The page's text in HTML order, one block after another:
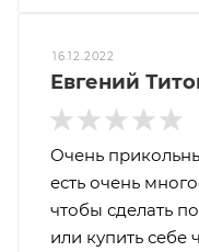
16.12.2022
Евгений
Очень
есть очень
чтобы сделать
или купить себе